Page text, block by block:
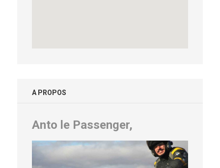
A PROPOS
Anto le Passenger,